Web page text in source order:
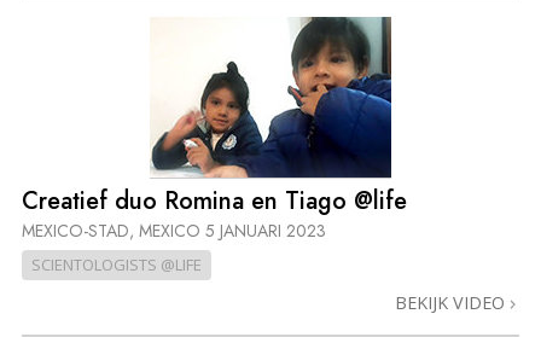
Creatief duo Romina en Tiago @life
MEXICO-STAD, MEXICO 5 JANUARI 2023
SCIENTOLOGISTS @LIFE
BEKIJK VIDEO